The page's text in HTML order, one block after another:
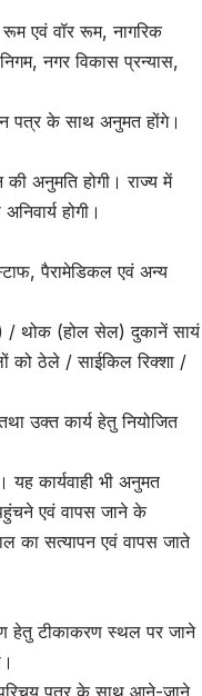
एवं वॉर रूम, नागरिक
नगर विकास प्रन्यास,
पत्र के साथ अनुमत होंगे।
अनुमति होगी। राज्य में
होगी।
पैरामेडिकल एवं अन्य
/ थोक (होल सेल) दुकानें सायं
को ठेले / साईकिल रिक्शा /
उक्त कार्य हेतु नियोजित
कार्यवाही भी अनुमत
एवं वापस जाने के
का सत्यापन एवं वापस जाते
हेतु टीकाकरण स्थल पर जाने